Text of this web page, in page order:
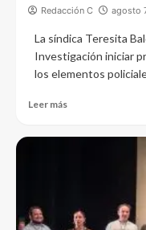
Redacción C agosto
La síndica Teresita
Investigación iniciar
los elementos
Leer más